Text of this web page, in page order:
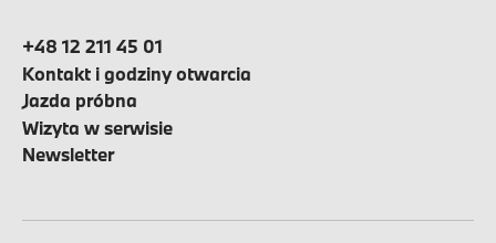
+48 12 211 45 01
Kontakt i godziny otwarcia
Jazda próbna
Wizyta w serwisie
Newsletter